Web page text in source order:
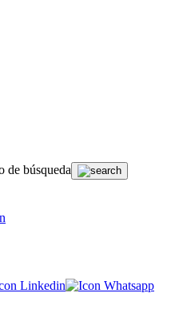
de búsqueda